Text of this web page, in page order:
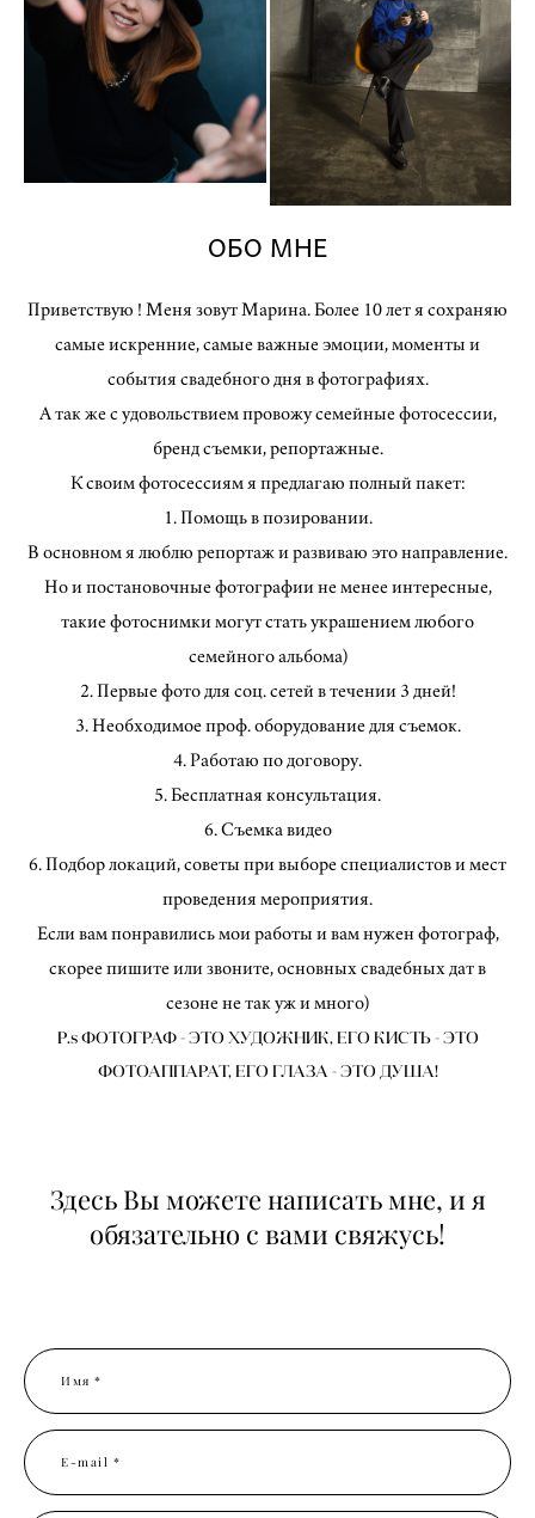
ОБО МНЕ
Приветствую ! Меня зовут Марина. Более 10 лет я сохраняю
самые искренние, самые важные эмоции, моменты и
события свадебного дня в фотографиях.
А так же с удовольствием провожу семейные фотосессии,
бренд съемки, репортажные.
К своим фотосессиям я предлагаю полный пакет:
1. Помощь в позировании.
В основном я люблю репортаж и развиваю это направление.
Но и постановочные фотографии не менее интересные,
такие фотоснимки могут стать украшением любого
семейного альбома)
2. Первые фото для соц. сетей в течении 3 дней!
3. Необходимое проф. оборудование для съемок.
4. Работаю по договору.
5. Бесплатная консультация.
6. Cъемка видео
6. Подбор локаций, советы при выборе специалистов и мест
проведения мероприятия.
Если вам понравились мои работы и вам нужен фотограф,
скорее пишите или звоните, основных свадебных дат в
сезоне не так уж и много)
P.s ФОТОГРАФ - ЭТО ХУДОЖНИК, ЕГО КИСТЬ - ЭТО
ФОТОАППАРАТ, ЕГО ГЛАЗА - ЭТО ДУША!
Здесь Вы можете написать мне, и я
обязательно с вами свяжусь!
Имя *
E-mail *